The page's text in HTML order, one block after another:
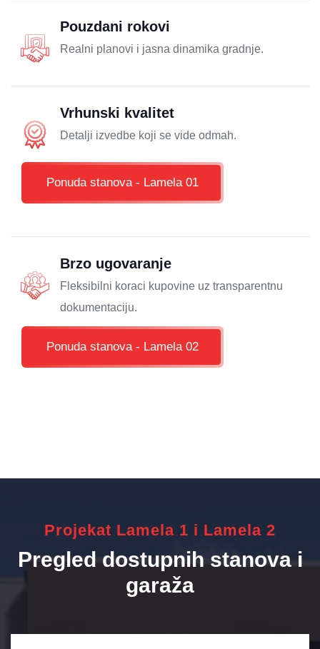
Pouzdani rokovi
Realni planovi i jasna dinamika gradnje.
Vrhunski kvalitet
Detalji izvedbe koji se vide odmah.
Ponuda stanova - Lamela 01
Brzo ugovaranje
Fleksibilni koraci kupovine uz transparentnu
dokumentaciju.
Ponuda stanova - Lamela 02
Projekat Lamela 1 i Lamela 2
Pregled dostupnih stanova i
garaža